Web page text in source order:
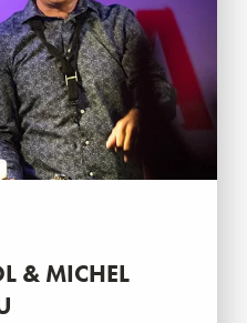
& MICHEL